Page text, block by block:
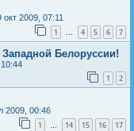
окт 2009, 07:11
1 … 4 5 6 7
Белоруссии!
1 2
2009, 00:46
1 … 14 15 16 17